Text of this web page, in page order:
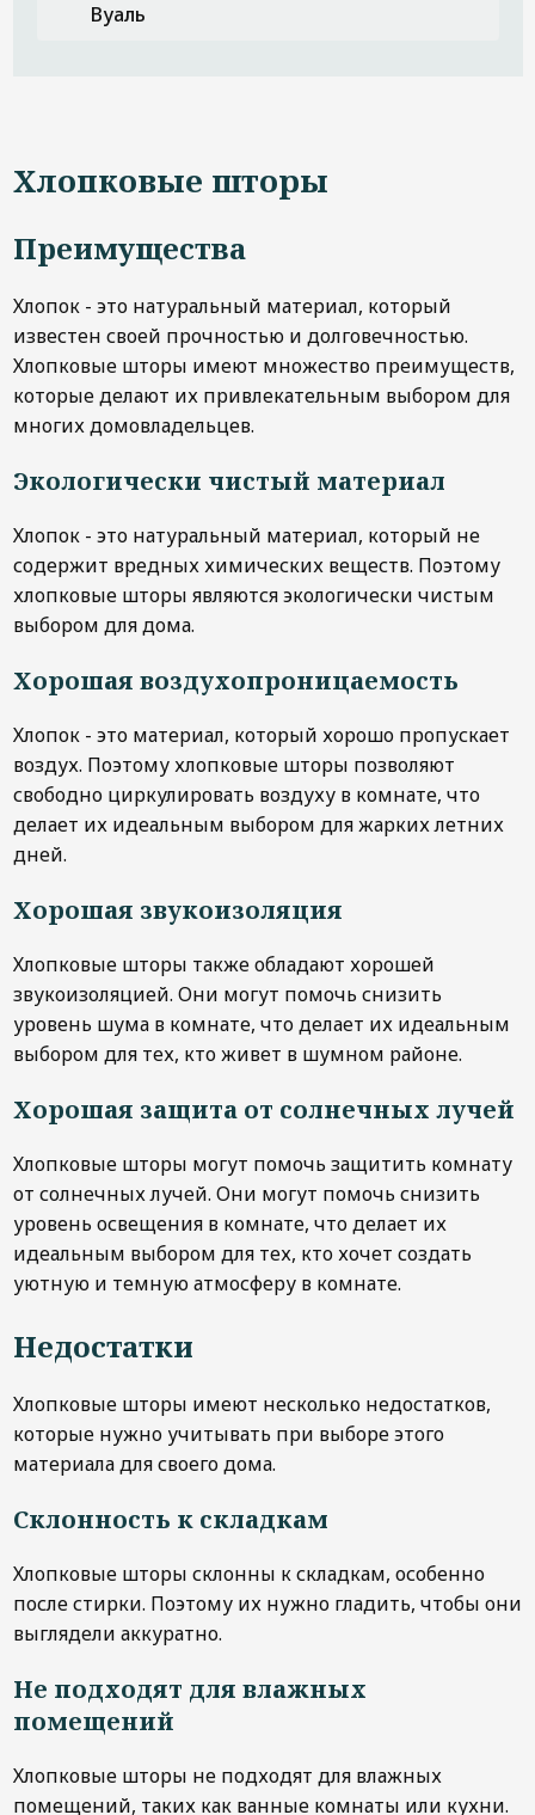
Вуаль
Хлопковые шторы
Преимущества
Хлопок - это натуральный материал, который
известен своей прочностью и долговечностью.
Хлопковые шторы имеют множество преимуществ,
которые делают их привлекательным выбором для
многих домовладельцев.
Экологически чистый материал
Хлопок - это натуральный материал, который не
содержит вредных химических веществ. Поэтому
хлопковые шторы являются экологически чистым
выбором для дома.
Хорошая воздухопроницаемость
Хлопок - это материал, который хорошо пропускает
воздух. Поэтому хлопковые шторы позволяют
свободно циркулировать воздуху в комнате, что
делает их идеальным выбором для жарких летних
дней.
Хорошая звукоизоляция
Хлопковые шторы также обладают хорошей
звукоизоляцией. Они могут помочь снизить
уровень шума в комнате, что делает их идеальным
выбором для тех, кто живет в шумном районе.
Хорошая защита от солнечных лучей
Хлопковые шторы могут помочь защитить комнату
от солнечных лучей. Они могут помочь снизить
уровень освещения в комнате, что делает их
идеальным выбором для тех, кто хочет создать
уютную и темную атмосферу в комнате.
Недостатки
Хлопковые шторы имеют несколько недостатков,
которые нужно учитывать при выборе этого
материала для своего дома.
Склонность к складкам
Хлопковые шторы склонны к складкам, особенно
после стирки. Поэтому их нужно гладить, чтобы они
выглядели аккуратно.
Не подходят для влажных
помещений
Хлопковые шторы не подходят для влажных
помещений, таких как ванные комнаты или кухни.